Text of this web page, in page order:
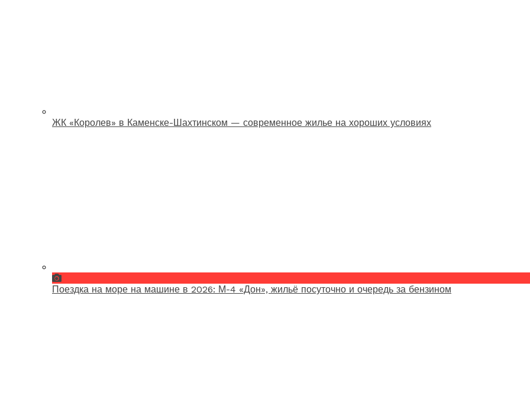
ЖК «Королев» в Каменске-Шахтинском — современное жилье на хороших условиях
Поездка на море на машине в 2026: М-4 «Дон», жильё посуточно и очередь за бензином